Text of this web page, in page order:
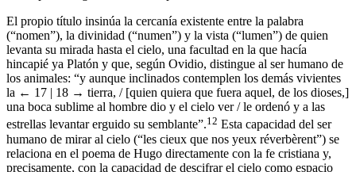
El propio título insinúa la cercanía existente entre la palabra
(“nomen”), la divinidad (“numen”) y la vista (“lumen”) de quien
levanta su mirada hasta el cielo, una facultad en la que hacía
hincapié ya Platón y que, según Ovidio, distingue al ser humano de
los animales: “y aunque inclinados contemplen los demás vivientes
la ← 17 | 18 → tierra, / [quien quiera que fuera aquel, de los dioses,]
una boca sublime al hombre dio y el cielo ver / le ordenó y a las
estrellas levantar erguido su semblante”.12 Esta capacidad del ser
humano de mirar al cielo (“les cieux que nos yeux réverbèrent”) se
relaciona en el poema de Hugo directamente con la fe cristiana y,
precisamente, con la capacidad de descifrar el cielo como espacio